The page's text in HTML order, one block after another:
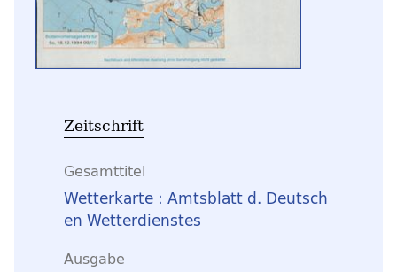
Zeitschrift
Gesamttitel
Wetterkarte : Amtsblatt d. Deutsch
en Wetterdienstes
Ausgabe